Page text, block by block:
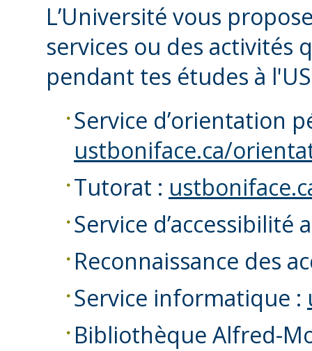
L’Université vous
services ou des activités
pendant tes études à
Service d’orientation
ustboniface.ca/
Tutorat :
Service d’accessibilité
Reconnaissance des
Service informatique :
Bibliothèque Alfred-